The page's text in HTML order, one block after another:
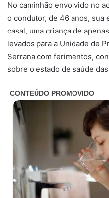
No caminhão envolvido no
o condutor, de 46 anos, sua
casal, uma criança de
levados para a Unidade de
Serrana com ferimentos,
sobre o estado de saúde